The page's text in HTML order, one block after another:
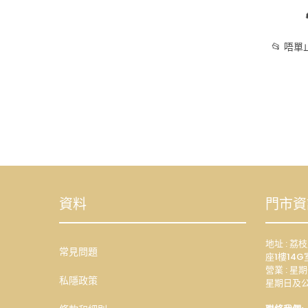
📂 唔單
資料
常見問題
私隱政策
門市
地址 : 荔
座1樓
營業 : 星
星期日及